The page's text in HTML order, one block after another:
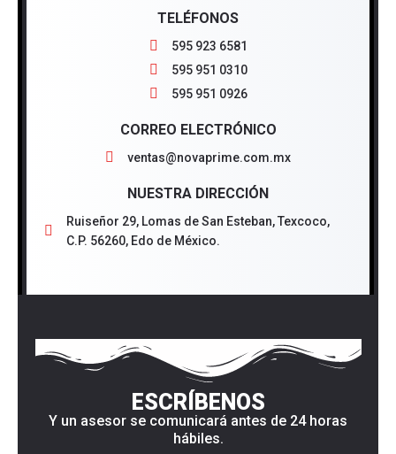
TELÉFONOS
595 923 6581
595 951 0310
595 951 0926
CORREO ELECTRÓNICO
ventas@novaprime.com.mx
NUESTRA DIRECCIÓN
Ruiseñor 29, Lomas de San Esteban, Texcoco,
C.P. 56260, Edo de México.
ESCRÍBENOS
Y un asesor se comunicará antes de 24 horas
hábiles.